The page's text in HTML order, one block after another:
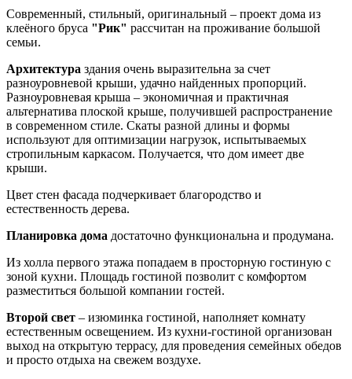
Современный, стильный, оригинальный – проект дома из
клеёного бруса "Рик" рассчитан на проживание большой
семьи.
Архитектура здания очень выразительна за счет
разноуровневой крыши, удачно найденных пропорций.
Разноуровневая крыша – экономичная и практичная
альтернатива плоской крыше, получившей распространение
в современном стиле. Скаты разной длины и формы
используют для оптимизации нагрузок, испытываемых
стропильным каркасом. Получается, что дом имеет две
крыши.
Цвет стен фасада подчеркивает благородство и
естественность дерева.
Планировка дома достаточно функциональна и продумана.
Из холла первого этажа попадаем в просторную гостиную с
зоной кухни. Площадь гостиной позволит с комфортом
разместиться большой компании гостей.
Второй свет – изюминка гостиной, наполняет комнату
естественным освещением. Из кухни-гостиной организован
выход на открытую террасу, для проведения семейных обедов
и просто отдыха на свежем воздухе.